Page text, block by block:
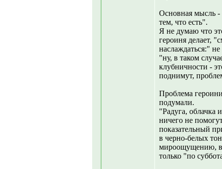
Основная мысль -
тем, что есть".
Я не думаю что
героиня делает,
наслаждаться:"
"ну, в таком
клубничности -
поднимут,
Проблема
подумали.
"Радуга, облачка
ничего не
показательный
в черно-белых
мироощущению, в
только "по